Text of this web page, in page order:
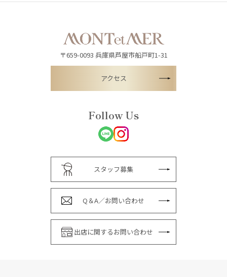
〒659-0093 兵庫県芦屋市船戸町1-31
アクセス
Follow Us
スタッフ募集
Q＆A／お問い合わせ
出店に関するお問い合わせ